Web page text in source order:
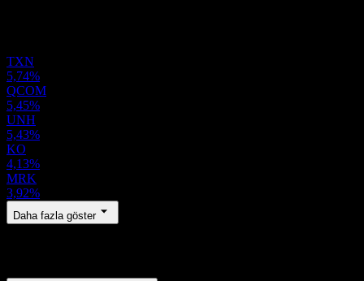
TXN
5,74%
QCOM
5,45%
UNH
5,43%
KO
4,13%
MRK
3,92%
Daha fazla göster